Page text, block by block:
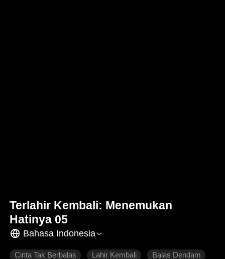
Terlahir Kembali: Menemukan
Hatinya 05
Bahasa Indonesia
Cinta Tak Berbalas Lahir Kembali Balas Dendam